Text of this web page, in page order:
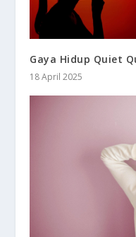
Gaya Hidup Quiet
18 April 2025